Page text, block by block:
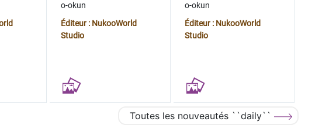
o-okun
Éditeur : NukooWorld
Studio
o-okun
Éditeur : NukooWorld
Studio
Toutes les nouveautés ``daily``